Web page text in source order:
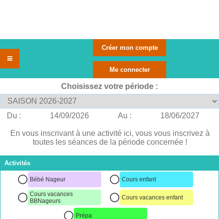
Choisissez votre période :
Du : 14/09/2026 Au : 18/06/2027
En vous inscrivant à une activité ici, vous vous inscrivez à
toutes les séances de la période concernée !
Activités
Bébé Nageur Cours enfant
Cours vacances
BBNageurs
Cours vacances enfant
Prépa